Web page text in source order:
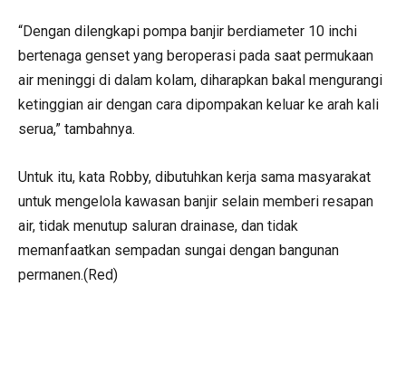
“Dengan dilengkapi pompa banjir berdiameter 10 inchi
bertenaga genset yang beroperasi pada saat permukaan
air meninggi di dalam kolam, diharapkan bakal mengurangi
ketinggian air dengan cara dipompakan keluar ke arah kali
serua,” tambahnya.
Untuk itu, kata Robby, dibutuhkan kerja sama masyarakat
untuk mengelola kawasan banjir selain memberi resapan
air, tidak menutup saluran drainase, dan tidak
memanfaatkan sempadan sungai dengan bangunan
permanen.(Red)